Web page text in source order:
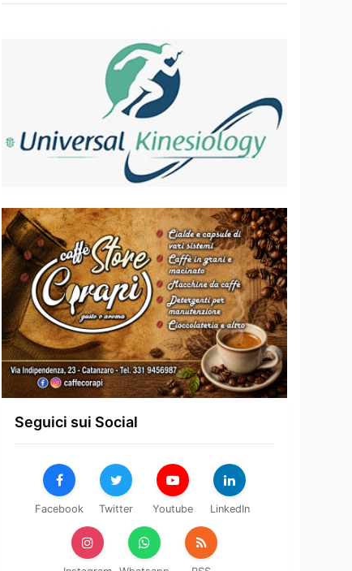
Seguici sui Social
Facebook Twitter Youtube LinkedIn